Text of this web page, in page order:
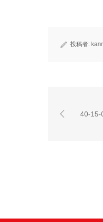
投稿者:
40-15-